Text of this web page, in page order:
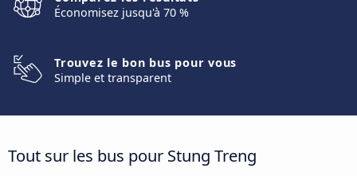
Économisez jusqu'à 70 %
Trouvez le bon bus pour vous
Simple et transparent
Tout sur les bus pour Stung Treng